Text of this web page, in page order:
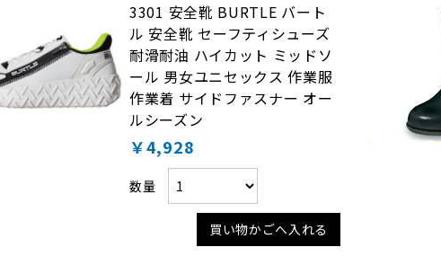
3301 安全靴 BURTLE バート
ル 安全靴 セーフティシューズ
耐滑耐油 ハイカット ミッドソ
ール 男女ユニセックス 作業服
作業着 サイドファスナー オー
ルシーズン
￥4,928
数量
買い物かごへ入れる